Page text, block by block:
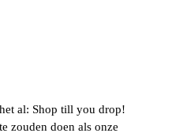
al: Shop till you drop!
zouden doen als onze